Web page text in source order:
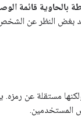
بالحاوية قائمة
بغض النظر عن